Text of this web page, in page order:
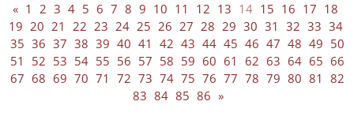
« 1 2 3 4 5 6 7 8 9 10 11 12 13 14 15 16 17 18
19 20 21 22 23 24 25 26 27 28 29 30 31 32 33 34
35 36 37 38 39 40 41 42 43 44 45 46 47 48 49 50
51
52 53 54 55 56 57 58 59 60 61 62 63 64 65 66
67 68 69 70 71 72 73 74 75 76 77 78 79 80 81 82
83 84 85 86 »